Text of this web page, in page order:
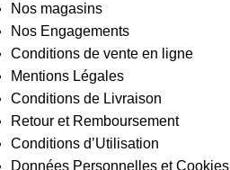
Nos magasins
Nos Engagements
Conditions de vente en ligne
Mentions Légales
Conditions de Livraison
Retour et Remboursement
Conditions d’Utilisation
Données Personnelles et Cookies